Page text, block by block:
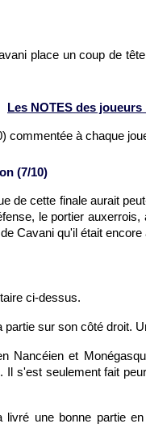
place un coup de
Les NOTES des joueurs
commentée à chaque
(7/10)
de cette finale aurait
le portier
Cavani qu'il était encore
ci-dessus.
partie sur son côté droit.
Nancéien et
Il s'est seulement fait
une bonne partie en